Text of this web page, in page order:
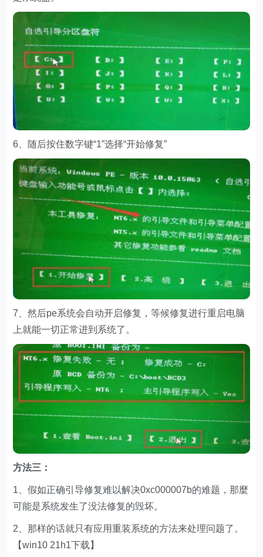
6、随后按住数字键“1”选择“开始修复”
7、然后pe系统会自动开启修复，等候修复进行重启电脑
上就能一切正常进到系统了。
方法三：
1、假如正确引导修复难以解决0xc000007b的难题，那麼
可能是系统发生了没法修复的毁坏。
2、那样的话就只有应用重装系统的方法来处理问题了。
【win10 21h1下载】